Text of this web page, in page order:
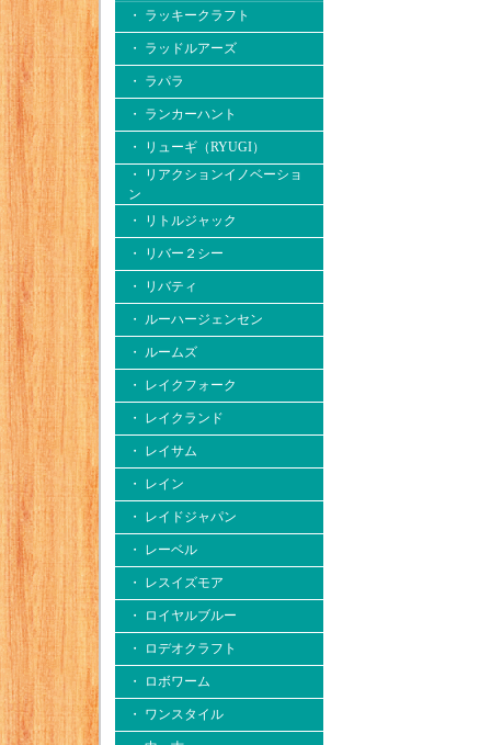
・ ラッキークラフト
・ ラッドルアーズ
・ ラパラ
・ ランカーハント
・ リューギ（RYUGI）
・ リアクションイノベーショ
ン
・ リトルジャック
・ リバー２シー
・ リバティ
・ ルーハージェンセン
・ ルームズ
・ レイクフォーク
・ レイクランド
・ レイサム
・ レイン
・ レイドジャパン
・ レーベル
・ レスイズモア
・ ロイヤルブルー
・ ロデオクラフト
・ ロボワーム
・ ワンスタイル